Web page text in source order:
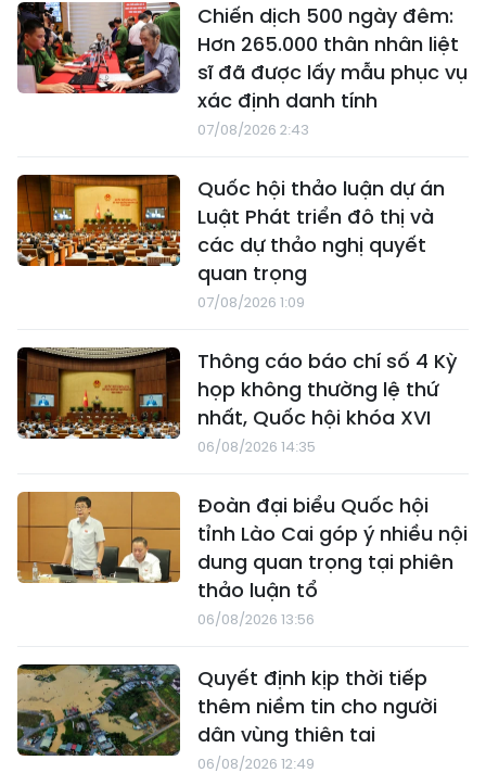
Chiến dịch 500 ngày đêm:
Hơn 265.000 thân nhân liệt
sĩ đã được lấy mẫu phục vụ
xác định danh tính
07/08/2026 2:43
Quốc hội thảo luận dự án
Luật Phát triển đô thị và
các dự thảo nghị quyết
quan trọng
07/08/2026 1:09
Thông cáo báo chí số 4 Kỳ
họp không thường lệ thứ
nhất, Quốc hội khóa XVI
06/08/2026 14:35
Đoàn đại biểu Quốc hội
tỉnh Lào Cai góp ý nhiều nội
dung quan trọng tại phiên
thảo luận tổ
06/08/2026 13:56
Quyết định kịp thời tiếp
thêm niềm tin cho người
dân vùng thiên tai
06/08/2026 12:49